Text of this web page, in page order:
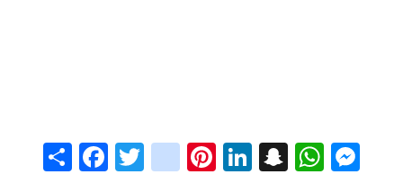
ShareFacebook
Twitter
instagram
Pinterest
LinkedIn
Snapchat